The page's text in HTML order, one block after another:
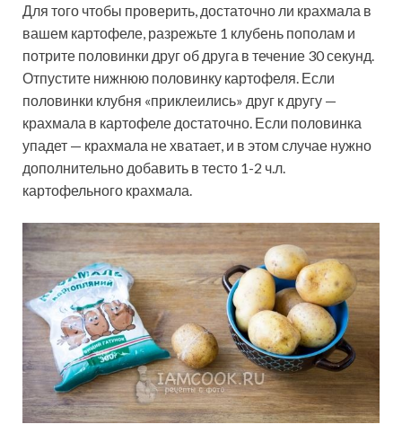
Для того чтобы проверить, достаточно ли крахмала в
вашем картофеле, разрежьте 1 клубень пополам и
потрите половинки друг об друга в течение 30 секунд.
Отпустите нижнюю половинку картофеля. Если
половинки клубня «приклеились» друг к другу —
крахмала в картофеле достаточно. Если половинка
упадет — крахмала не хватает, и в этом случае нужно
дополнительно добавить в тесто 1-2 ч.л.
картофельного крахмала.